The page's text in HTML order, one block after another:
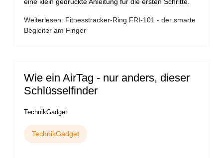
Weiterlesen: Fitnesstracker-Ring FRI-101 - der smarte
Begleiter am Finger
Wie ein AirTag - nur anders, dieser
Schlüsselfinder
TechnikGadget
TechnikGadget